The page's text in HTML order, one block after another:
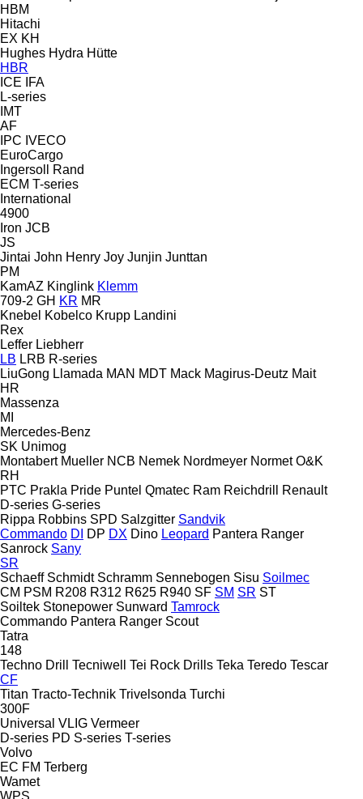
HBM
Hitachi
EX KH
Hughes Hydra Hütte
HBR
ICE
IFA
L-series
IMT
AF
IPC IVECO
EuroCargo
Ingersoll Rand
ECM T-series
International
4900
Iron JCB
JS
Jintai John Henry Joy Junjin Junttan
PM
KamAZ Kinglink Klemm
709-2 GH KR MR
Knebel Kobelco Krupp Landini
Rex
Leffer Liebherr
LB LRB R-series
LiuGong Llamada MAN MDT Mack Magirus-Deutz Mait
HR
Massenza
MI
Mercedes-Benz
SK Unimog
Montabert Mueller NCB Nemek Nordmeyer Normet O&K
RH
PTC Prakla Pride Puntel Qmatec Ram Reichdrill
Renault
D-series G-series
Rippa Robbins SPD Salzgitter Sandvik
Commando DI DP DX Dino Leopard Pantera Ranger
Sanrock Sany
SR
Schaeff Schmidt Schramm Sennebogen Sisu Soilmec
CM PSM R208 R312 R625 R940 SF SM SR ST
Soiltek Stonepower Sunward Tamrock
Commando Pantera Ranger Scout
Tatra
148
Techno Drill
Tecniwell Tei Rock Drills Teka Teredo Tescar
CF
Titan Tracto-Technik Trivelsonda Turchi
300F
Universal VLIG Vermeer
D-series PD S-series T-series
Volvo
EC FM Terberg
Wamet
WPS